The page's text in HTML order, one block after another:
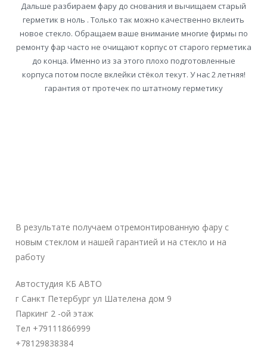
Дальше разбираем фару до снования и вычищаем старый
герметик в ноль . Только так можно качественно вклеить
новое стекло. Обращаем ваше внимание многие фирмы по
ремонту фар часто не очищают корпус от старого герметика
до конца. Именно из за этого плохо подготовленные
корпуса потом после вклейки стёкол текут. У нас 2 летняя!
гарантия от протечек по штатному герметику
В результате получаем отремонтированную фару с
новым стеклом и нашей гарантией и на стекло и на
работу
Автостудия КБ АВТО
г Санкт Петербург ул Шателена дом 9
Паркинг 2 -ой этаж
Тел +79111866999
+78129838384